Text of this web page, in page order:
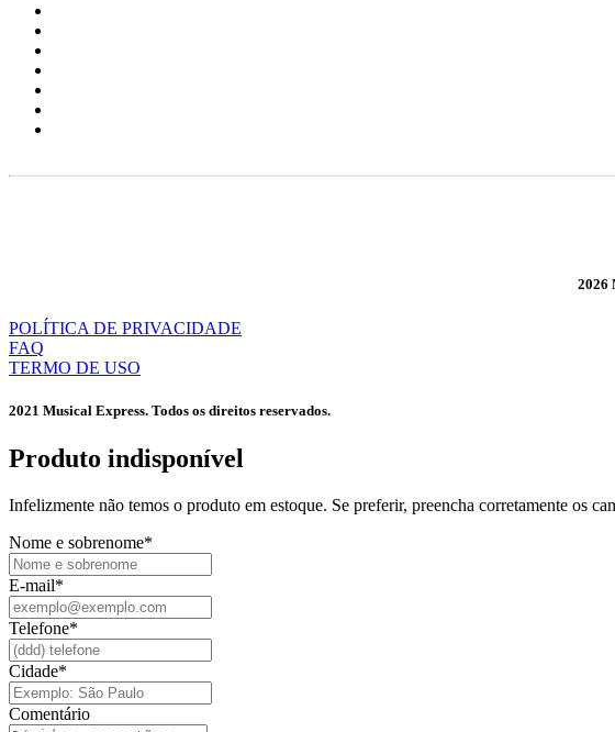
2026
POLÍTICA DE PRIVACIDADE
FAQ
TERMO DE USO
2021 Musical Express. Todos os direitos reservados.
Produto indisponível​
Infelizmente não temos o produto em estoque. Se preferir, preencha corretamente os
Nome e sobrenome*
E-mail*
Telefone*
Cidade*
Comentário